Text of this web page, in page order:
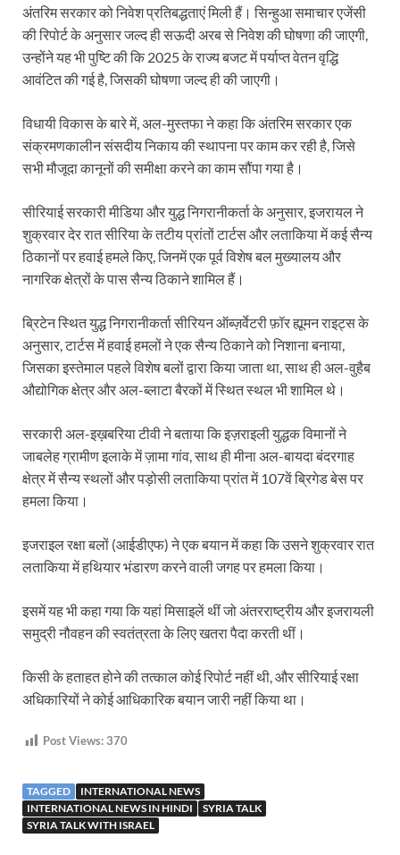
अंतरिम सरकार को निवेश प्रतिबद्धताएं मिली हैं। सिन्हुआ समाचार एजेंसी
की रिपोर्ट के अनुसार जल्द ही सऊदी अरब से निवेश की घोषणा की जाएगी,
उन्होंने यह भी पुष्टि की कि 2025 के राज्य बजट में पर्याप्त वेतन वृद्धि
आवंटित की गई है, जिसकी घोषणा जल्द ही की जाएगी।
विधायी विकास के बारे में, अल-मुस्तफा ने कहा कि अंतरिम सरकार एक
संक्रमणकालीन संसदीय निकाय की स्थापना पर काम कर रही है, जिसे
सभी मौजूदा कानूनों की समीक्षा करने का काम सौंपा गया है।
सीरियाई सरकारी मीडिया और युद्ध निगरानीकर्ता के अनुसार, इजरायल ने
शुक्रवार देर रात सीरिया के तटीय प्रांतों टार्टस और लताकिया में कई सैन्य
ठिकानों पर हवाई हमले किए, जिनमें एक पूर्व विशेष बल मुख्यालय और
नागरिक क्षेत्रों के पास सैन्य ठिकाने शामिल हैं।
ब्रिटेन स्थित युद्ध निगरानीकर्ता सीरियन ऑब्ज़र्वेटरी फ़ॉर ह्यूमन राइट्स के
अनुसार, टार्टस में हवाई हमलों ने एक सैन्य ठिकाने को निशाना बनाया,
जिसका इस्तेमाल पहले विशेष बलों द्वारा किया जाता था, साथ ही अल-वुहैब
औद्योगिक क्षेत्र और अल-ब्लाटा बैरकों में स्थित स्थल भी शामिल थे।
सरकारी अल-इख़बरिया टीवी ने बताया कि इज़राइली युद्धक विमानों ने
जाबलेह ग्रामीण इलाके में ज़ामा गांव, साथ ही मीना अल-बायदा बंदरगाह
क्षेत्र में सैन्य स्थलों और पड़ोसी लताकिया प्रांत में 107वें ब्रिगेड बेस पर
हमला किया।
इजराइल रक्षा बलों (आईडीएफ) ने एक बयान में कहा कि उसने शुक्रवार रात
लताकिया में हथियार भंडारण करने वाली जगह पर हमला किया।
इसमें यह भी कहा गया कि यहां मिसाइलें थीं जो अंतरराष्ट्रीय और इजरायली
समुद्री नौवहन की स्वतंत्रता के लिए खतरा पैदा करती थीं।
किसी के हताहत होने की तत्काल कोई रिपोर्ट नहीं थी, और सीरियाई रक्षा
अधिकारियों ने कोई आधिकारिक बयान जारी नहीं किया था।
Post Views:370
TAGGED
INTERNATIONAL NEWS
INTERNATIONAL NEWS IN HINDI
SYRIA TALK
SYRIA TALK WITH ISRAEL